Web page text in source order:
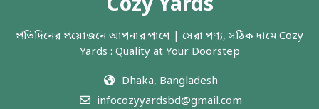
Cozy Yards
প্রতিদিনের প্রয়োজনে আপনার পাশে | সেরা পণ্য, সঠিক দামে Cozy
Yards : Quality at Your Doorstep
Dhaka, Bangladesh
infocozyyardsbd@gmail.com